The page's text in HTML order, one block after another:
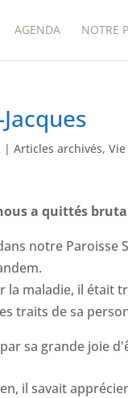
AGENDA NOTRE
|Articles archivés,
a quittés
notre Paroisse
la maladie, il était
traits de sa
sa grande joie
il savait